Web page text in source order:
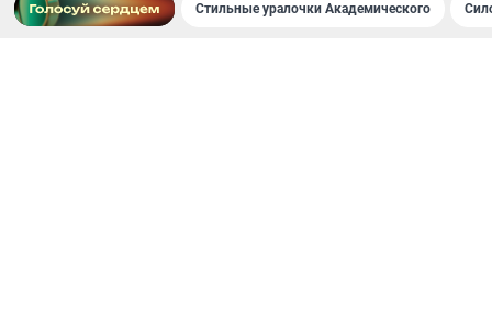
Стильные уралочки Академического